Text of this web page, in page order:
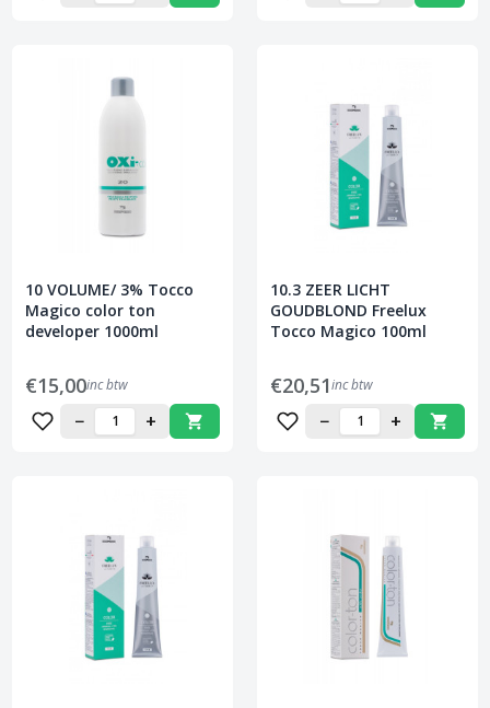
10 VOLUME/ 3% Tocco
Magico color ton
developer 1000ml
€15,00inc btw
− +
10.3 ZEER LICHT
GOUDBLOND Freelux
Tocco Magico 100ml
€20,51inc btw
− +